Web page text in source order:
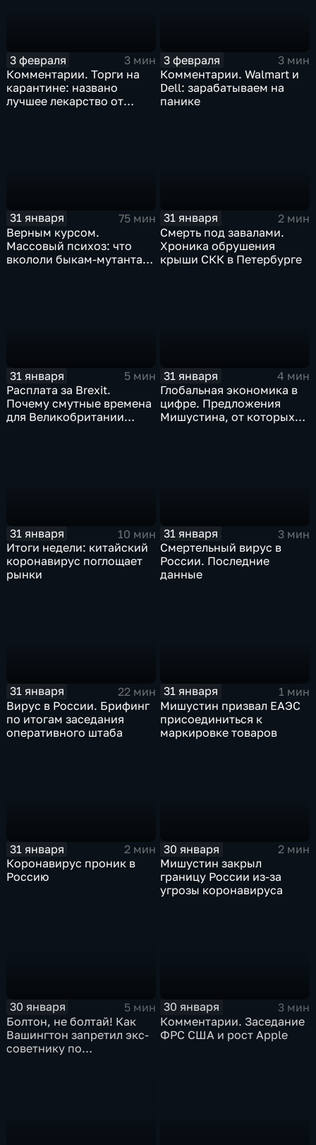
3 февраля
3 мин
Комментарии. Торги на
карантине: названо
лучшее лекарство от
3 февраля
3 мин
Комментарии. Walmart и
Dell: зарабатываем на
панике
31 января
75 мин
Верным курсом.
Массовый психоз: что
вкололи быкам-мутантам,
31 января
2 мин
Смерть под завалами.
Хроника обрушения
крыши СКК в Петербурге
31 января
5 мин
Расплата за Brexit.
Почему смутные времена
для Великобритании
31 января
4 мин
Глобальная экономика в
цифре. Предложения
Мишустина, от которых
31 января
10 мин
Итоги недели: китайский
коронавирус поглощает
рынки
31 января
3 мин
Смертельный вирус в
России. Последние
данные
31 января
22 мин
Вирус в России. Брифинг
по итогам заседания
оперативного штаба
31 января
1 мин
Мишустин призвал ЕАЭС
присоединиться к
маркировке товаров
31 января
2 мин
Коронавирус проник в
Россию
30 января
2 мин
Мишустин закрыл
границу России из-за
угрозы коронавируса
30 января
5 мин
Болтон, не болтай! Как
Вашингтон запретил экс-
советнику по
30 января
3 мин
Комментарии. Заседание
ФРС США и рост Apple